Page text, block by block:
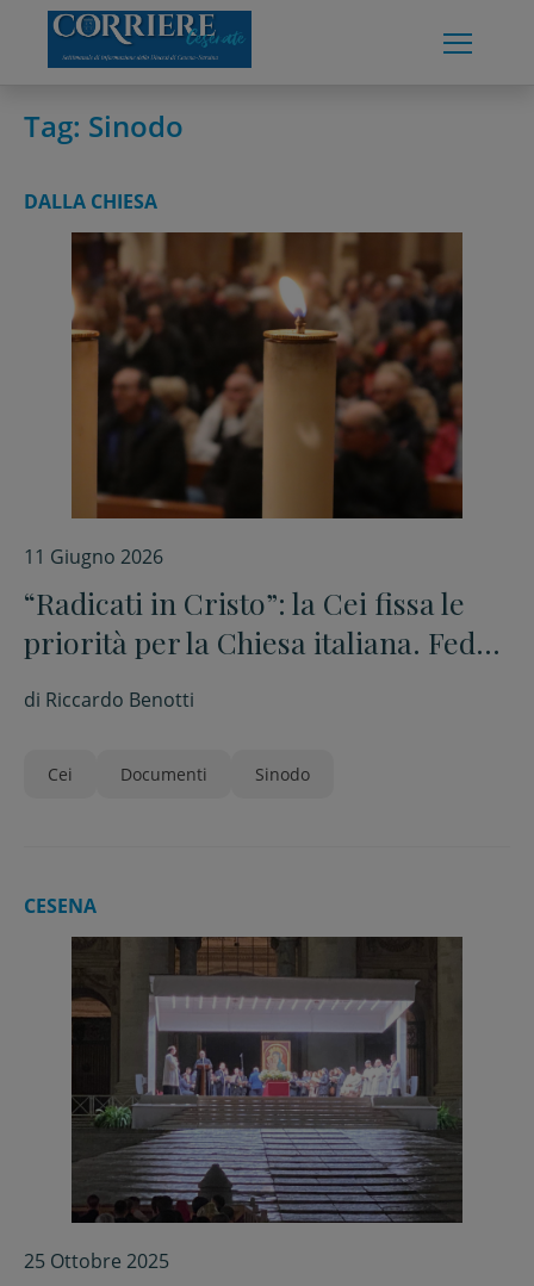
content
Tag: Sinodo
DALLA CHIESA
11 Giugno 2026
“Radicati in Cristo”: la Cei fissa le
priorità per la Chiesa italiana. Fede,
parrocchie e laici al centro
di Riccardo Benotti
Cei Documenti Sinodo
CESENA
25 Ottobre 2025